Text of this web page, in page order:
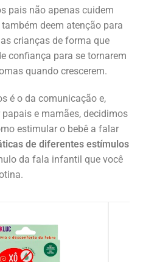
pais não apenas cuidem
deem atenção para
crianças de forma que
confiança para se tornarem
quando crescerem.
é o da comunicação e,
e mamães, decidimos
estimular o bebê a falar
de diferentes estímulos
da fala infantil que você